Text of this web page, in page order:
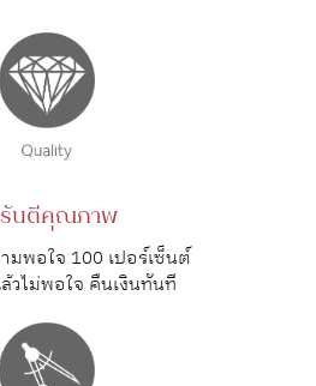
นตีคุณภาพ
มพอใจ 100 เปอร์เซ็นต์
วไม่พอใจ คืนเงินทันที